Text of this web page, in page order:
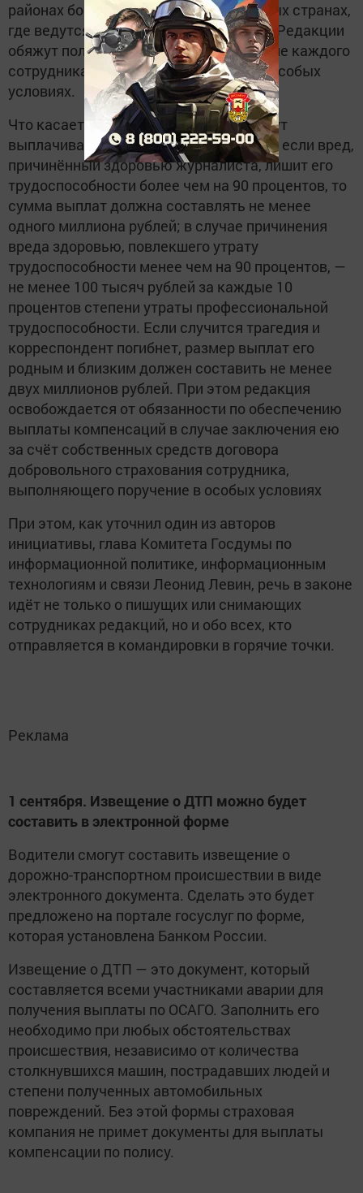
районах боевых действий, в зарубежных странах,
где ведутся вооружённые конфликты. Редакции
обяжут получить и письменное согласие каждого
сотрудника на выполнение задания в особых
условиях.
Что касается компенсаций, то они будут
выплачиваться в следующем порядке: если вред,
причинённый здоровью журналиста, лишит его
трудоспособности более чем на 90 процентов, то
сумма выплат должна составлять не менее
одного миллиона рублей; в случае причинения
вреда здоровью, повлекшего утрату
трудоспособности менее чем на 90 процентов, —
не менее 100 тысяч рублей за каждые 10
процентов степени утраты профессиональной
трудоспособности. Если случится трагедия и
корреспондент погибнет, размер выплат его
родным и близким должен составить не менее
двух миллионов рублей. При этом редакция
освобождается от обязанности по обеспечению
выплаты компенсаций в случае заключения ею
за счёт собственных средств договора
добровольного страхования сотрудника,
выполняющего поручение в особых условиях
При этом, как уточнил один из авторов
инициативы, глава Комитета Госдумы по
информационной политике, информационным
технологиям и связи Леонид Левин, речь в законе
идёт не только о пишущих или снимающих
сотрудниках редакций, но и обо всех, кто
отправляется в командировки в горячие точки.
Реклама
1 сентября. Извещение о ДТП можно будет
составить в электронной форме
Водители смогут составить извещение о
дорожно-транспортном происшествии в виде
электронного документа. Сделать это будет
предложено на портале госуслуг по форме,
которая установлена Банком России.
Извещение о ДТП — это документ, который
составляется всеми участниками аварии для
получения выплаты по ОСАГО. Заполнить его
необходимо при любых обстоятельствах
происшествия, независимо от количества
столкнувшихся машин, пострадавших людей и
степени полученных автомобильных
повреждений. Без этой формы страховая
компания не примет документы для выплаты
компенсации по полису.